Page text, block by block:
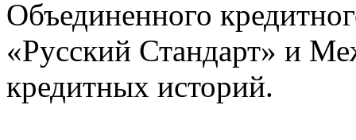
Объединенного
«Русский Стандарт» и
кредитных историй.